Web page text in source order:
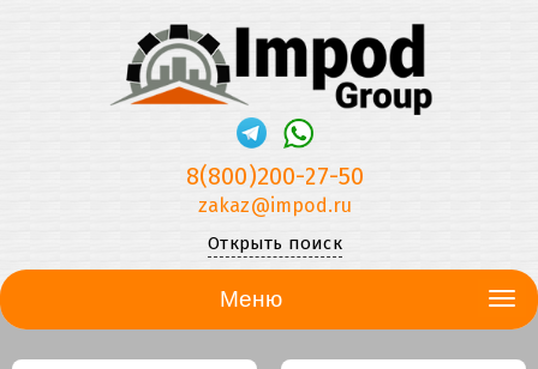
8(800)200-27-50
zakaz@impod.ru
Открыть поиск
Меню